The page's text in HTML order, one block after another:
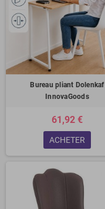
Bureau pliant Dolenkaf
InnovaGoods
61,92 €
ACHETER